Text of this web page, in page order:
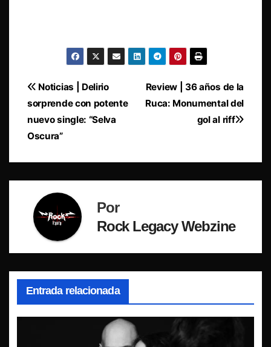
Navegación
de
entradas
Review | 36 años de la
Ruca: Monumental del
gol al riff
Noticias | Delirio
sorprende con potente
nuevo single: “Selva
Oscura”
Por
Rock Legacy Webzine
Entrada relacionada